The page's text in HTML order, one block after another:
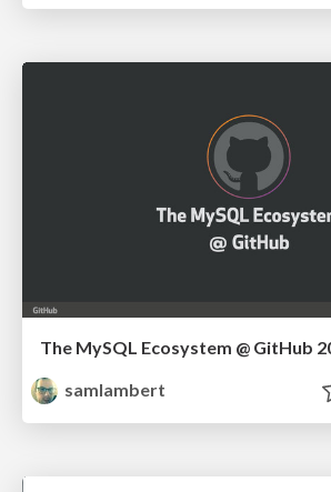
The MySQL Ecosystem @ GitHub
samlambert